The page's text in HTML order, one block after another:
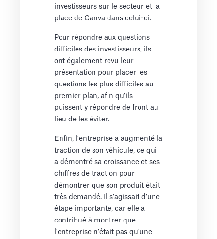
investisseurs sur le secteur et la
place de Canva dans celui-ci.
Pour répondre aux questions
difficiles des investisseurs, ils
ont également revu leur
présentation pour placer les
questions les plus difficiles au
premier plan, afin qu'ils
puissent y répondre de front au
lieu de les éviter.
Enfin, l'entreprise a augmenté la
traction de son véhicule, ce qui
a démontré sa croissance et ses
chiffres de traction pour
démontrer que son produit était
très demandé. Il s'agissait d'une
étape importante, car elle a
contribué à montrer que
l'entreprise n'était pas qu'une